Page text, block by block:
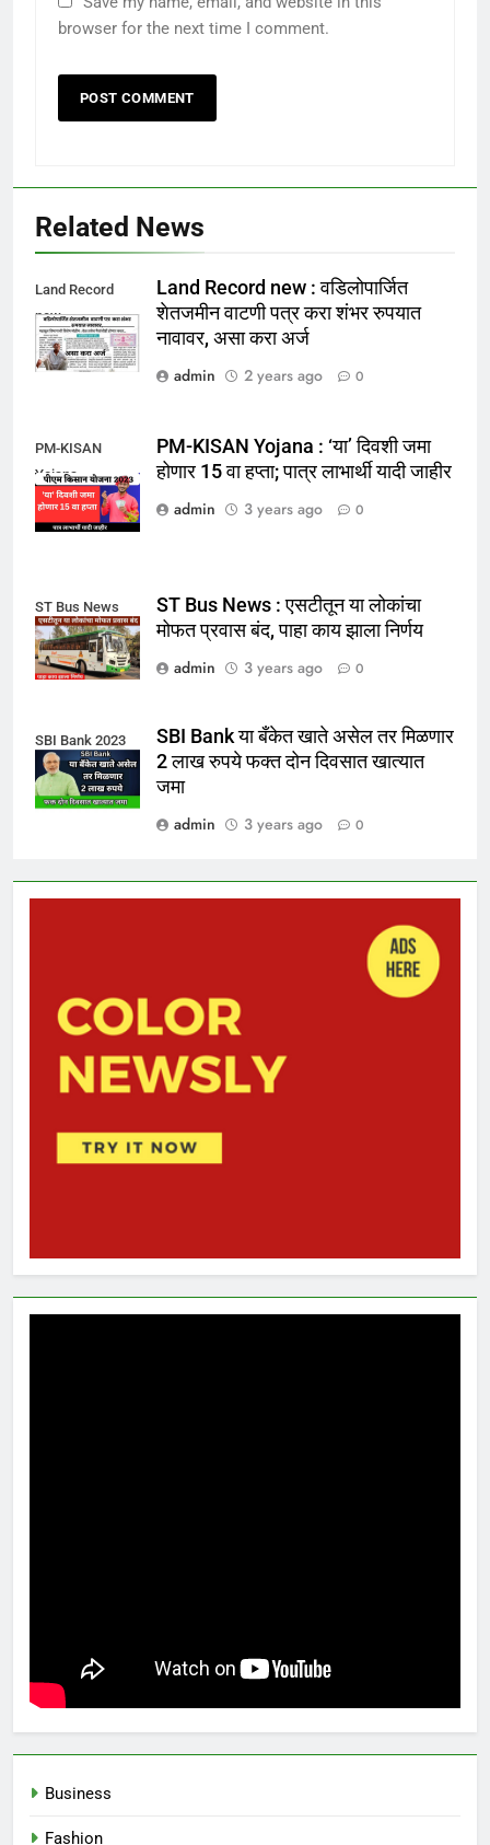
browser for the next time I comment.
Related News
Land Record
new
Land Record new : वडिलोपार्जित
शेतजमीन वाटणी पत्र करा शंभर रुपयात
नावावर, असा करा अर्ज
admin
2 years ago 0
PM-KISAN
Yojana
PM-KISAN Yojana : ‘या’ दिवशी जमा
होणार 15 वा हप्ता; पात्र लाभार्थी यादी जाहीर
admin
3 years ago 0
ST Bus News
ST Bus News : एसटीतून या लोकांचा
मोफत प्रवास बंद, पाहा काय झाला निर्णय
admin
3 years ago 0
SBI Bank 2023
SBI Bank या बँकेत खाते असेल तर मिळणार
2 लाख रुपये फक्त दोन दिवसात खात्यात
जमा
admin
3 years ago 0
Business
Fashion